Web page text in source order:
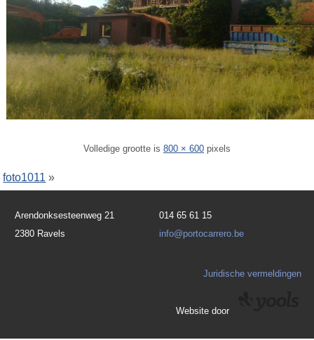
Volledige grootte is 800 × 600 pixels
foto1011 »
Arendonksesteenweg 21
014 65 61 15
2380 Ravels
info@portocarrero.be
Juridische vermeldingen
Website door